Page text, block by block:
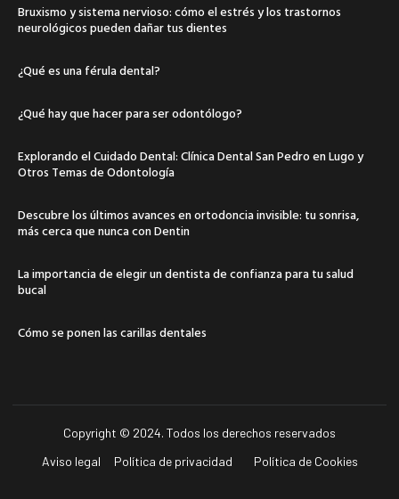
Bruxismo y sistema nervioso: cómo el estrés y los trastornos
neurológicos pueden dañar tus dientes
¿Qué es una férula dental?
¿Qué hay que hacer para ser odontólogo?
Explorando el Cuidado Dental: Clínica Dental San Pedro en Lugo y
Otros Temas de Odontología
Descubre los últimos avances en ortodoncia invisible: tu sonrisa,
más cerca que nunca con Dentin
La importancia de elegir un dentista de confianza para tu salud
bucal
Cómo se ponen las carillas dentales
Copyright © 2024. Todos los derechos reservados
Aviso legal
Política de privacidad Política de Cookies